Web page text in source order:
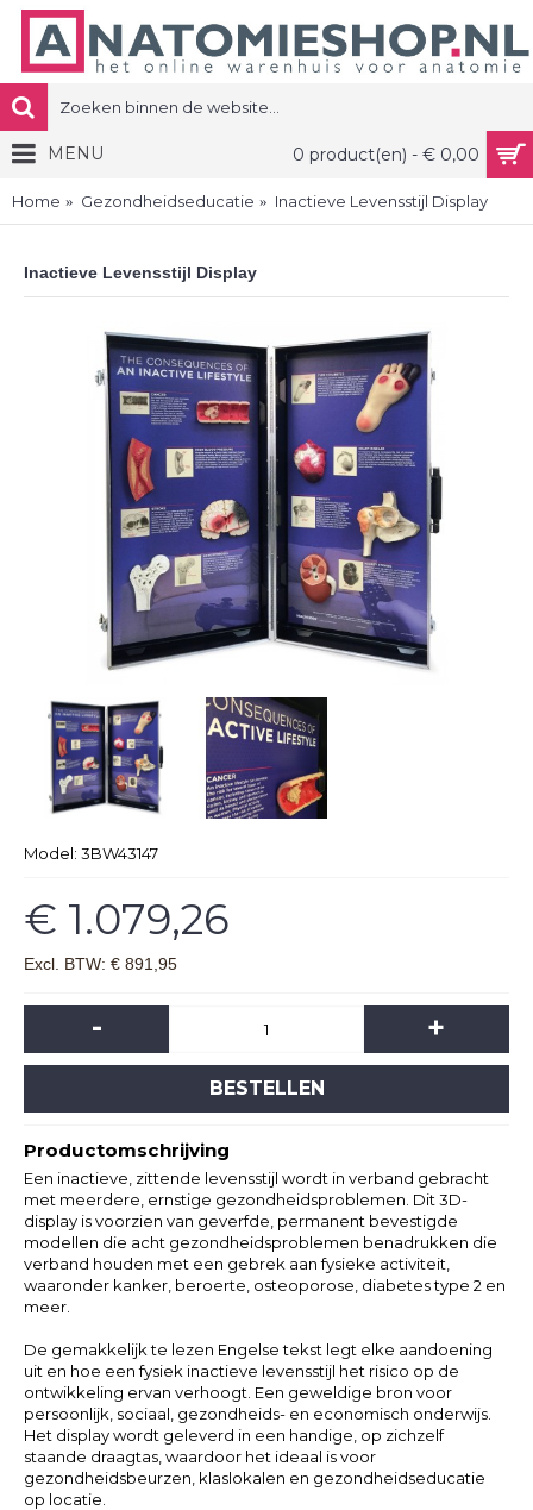
0 product(en) - € 0,00
MENU
Home Gezondheidseducatie Inactieve Levensstijl Display
Inactieve Levensstijl Display
Model: 3BW43147
€ 1.079,26
Excl. BTW: € 891,95
- +
BESTELLEN
Productomschrijving
Een inactieve, zittende levensstijl wordt in verband gebracht
met meerdere, ernstige gezondheidsproblemen. Dit 3D-
display is voorzien van geverfde, permanent bevestigde
modellen die acht gezondheidsproblemen benadrukken die
verband houden met een gebrek aan fysieke activiteit,
waaronder kanker, beroerte, osteoporose, diabetes type 2 en
meer.
De gemakkelijk te lezen Engelse tekst legt elke aandoening
uit en hoe een fysiek inactieve levensstijl het risico op de
ontwikkeling ervan verhoogt. Een geweldige bron voor
persoonlijk, sociaal, gezondheids- en economisch onderwijs.
Het display wordt geleverd in een handige, op zichzelf
staande draagtas, waardoor het ideaal is voor
gezondheidsbeurzen, klaslokalen en gezondheidseducatie
op locatie.